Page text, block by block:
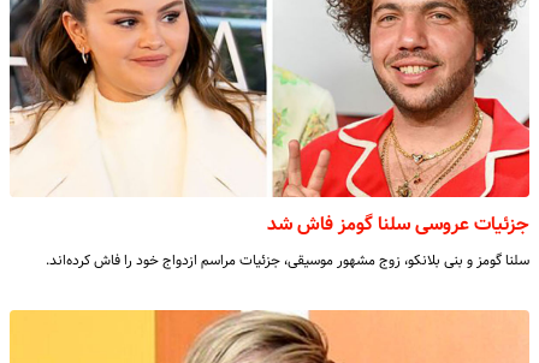
جزئیات عروسی سلنا گومز فاش شد
سلنا گومز و بنی بلانکو، زوج مشهور موسیقی، جزئیات مراسم ازدواج خود را فاش کرده‌اند.